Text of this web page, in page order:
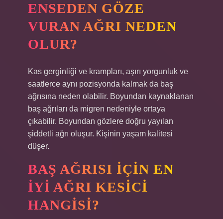
ENSEDEN GÖZE
VURAN AĞRI NEDEN
OLUR?
Kas gerginliği ve krampları, aşırı yorgunluk ve
saatlerce aynı pozisyonda kalmak da baş
ağrısına neden olabilir. Boyundan kaynaklanan
baş ağrıları da migren nedeniyle ortaya
çıkabilir. Boyundan gözlere doğru yayılan
şiddetli ağrı oluşur. Kişinin yaşam kalitesi
düşer.
BAŞ AĞRISI IÇIN EN
IYI AĞRI KESICI
HANGISI?